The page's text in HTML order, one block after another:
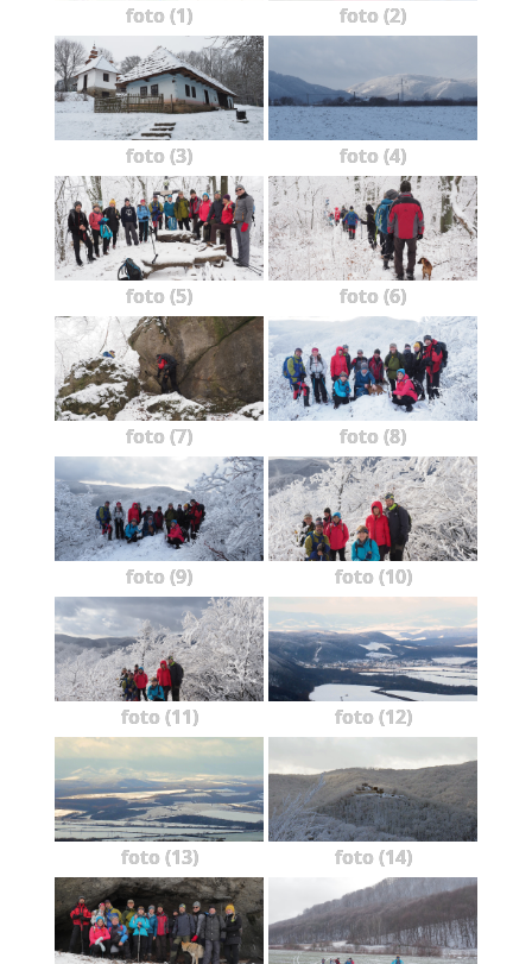
foto (1) foto (2)
foto (3) foto (4)
foto (5) foto (6)
foto (7) foto (8)
foto (9) foto (10)
foto (11) foto (12)
foto (13) foto (14)